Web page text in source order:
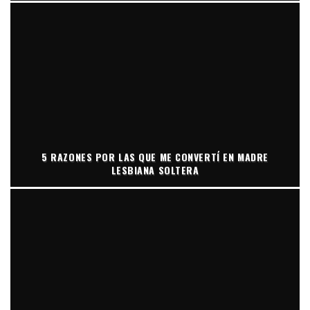
5 RAZONES POR LAS QUE ME CONVERTÍ EN MADRE
LESBIANA SOLTERA